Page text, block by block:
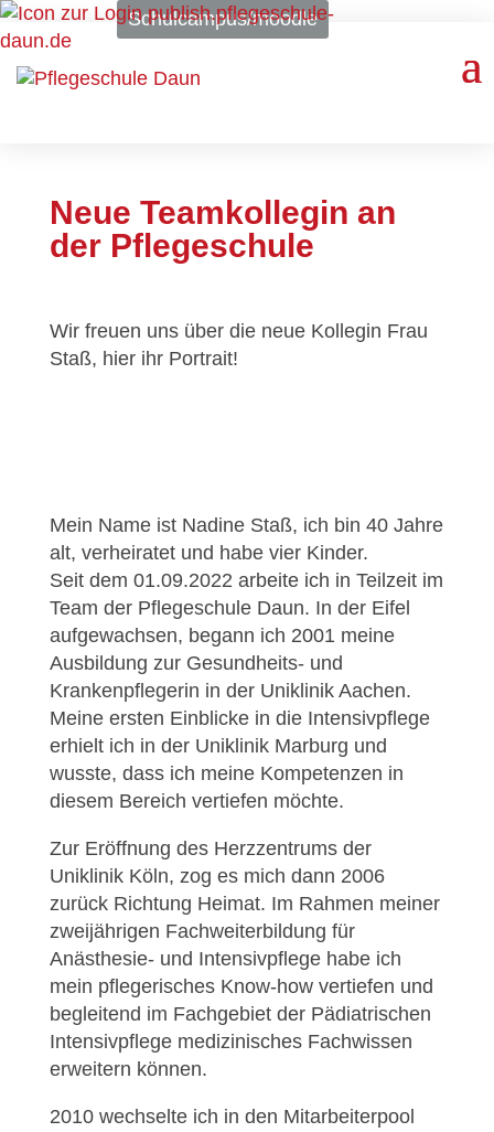
Schulcampus/moodle
Neue Teamkollegin an
der Pflegeschule
Wir freuen uns über die neue Kollegin Frau
Staß, hier ihr Portrait!
Mein Name ist Nadine Staß, ich bin 40 Jahre
alt, verheiratet und habe vier Kinder.
Seit dem 01.09.2022 arbeite ich in Teilzeit im
Team der Pflegeschule Daun. In der Eifel
aufgewachsen, begann ich 2001 meine
Ausbildung zur Gesundheits- und
Krankenpflegerin in der Uniklinik Aachen.
Meine ersten Einblicke in die Intensivpflege
erhielt ich in der Uniklinik Marburg und
wusste, dass ich meine Kompetenzen in
diesem Bereich vertiefen möchte.
Zur Eröffnung des Herzzentrums der
Uniklinik Köln, zog es mich dann 2006
zurück Richtung Heimat. Im Rahmen meiner
zweijährigen Fachweiterbildung für
Anästhesie- und Intensivpflege habe ich
mein pflegerisches Know-how vertiefen und
begleitend im Fachgebiet der Pädiatrischen
Intensivpflege medizinisches Fachwissen
erweitern können.
2010 wechselte ich in den Mitarbeiterpool